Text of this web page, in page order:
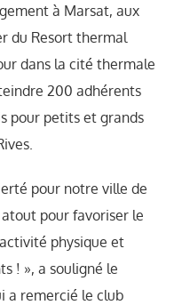
à Marsat, aux
du Resort thermal
dans la cité thermale
200 adhérents
pour petits et grands
pour notre ville de
pour favoriser le
physique et
! », a souligné le
a remercié le club